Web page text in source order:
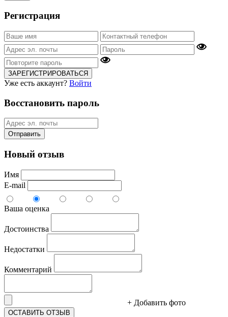
Регистрация
ЗАРЕГИСТРИРОВАТЬСЯ
Уже есть аккаунт? Войти
Восстановить пароль
Отправить
Новый отзыв
Имя
E-mail
Ваша оценка
Достоинства
Недостатки
Комментарий
+ Добавить фото
ОСТАВИТЬ ОТЗЫВ